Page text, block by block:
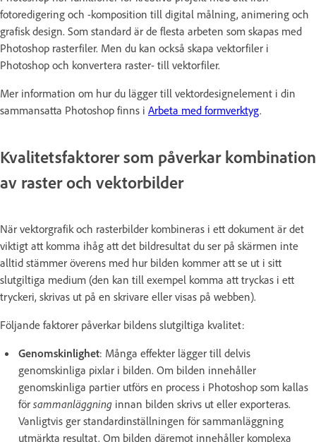
fotoredigering och -komposition till digital målning, animering och
grafisk design. Som standard är de flesta arbeten som skapas med
Photoshop rasterfiler. Men du kan också skapa vektorfiler i
Photoshop och konvertera raster- till vektorfiler.
Mer information om hur du lägger till vektordesignelement i din
sammansatta Photoshop finns i Arbeta med formverktyg.
Kvalitetsfaktorer som påverkar kombination
av raster och vektorbilder
När vektorgrafik och rasterbilder kombineras i ett dokument är det
viktigt att komma ihåg att det bildresultat du ser på skärmen inte
alltid stämmer överens med hur bilden kommer att se ut i sitt
slutgiltiga medium (den kan till exempel komma att tryckas i ett
tryckeri, skrivas ut på en skrivare eller visas på webben).
Följande faktorer påverkar bildens slutgiltiga kvalitet:
Genomskinlighet: Många effekter lägger till delvis
genomskinliga pixlar i bilden. Om bilden innehåller
genomskinliga partier utförs en process i Photoshop som kallas
för sammanläggning innan bilden skrivs ut eller exporteras.
Vanligtvis ger standardinställningen för sammanläggning
utmärkta resultat. Om bilden däremot innehåller komplexa